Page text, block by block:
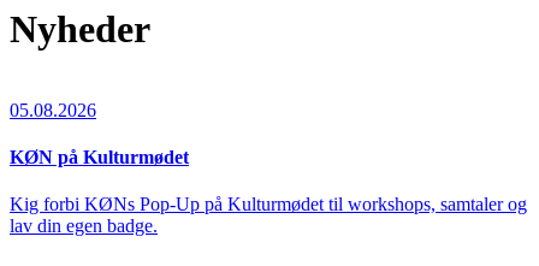
Nyheder
05.08.2026
KØN på Kulturmødet
Kig forbi KØNs Pop-Up på Kulturmødet til workshops, samtaler og
lav din egen badge.